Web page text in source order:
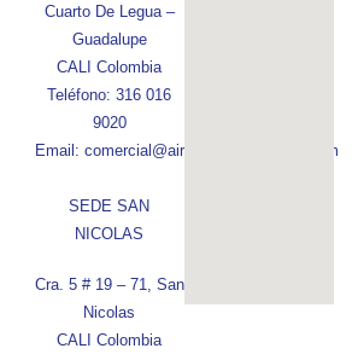
Cuarto De Legua –
Guadalupe
CALI Colombia
Teléfono: 316 016
9020
Email: comercial@aireconfortcolombia.com
SEDE SAN
NICOLAS
Cra. 5 # 19 – 71, San
Nicolas
CALI Colombia